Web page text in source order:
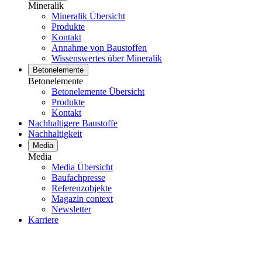
Mineralik
Mineralik Übersicht
Produkte
Kontakt
Annahme von Baustoffen
Wissenswertes über Mineralik
Betonelemente
Betonelemente
Betonelemente Übersicht
Produkte
Kontakt
Nachhaltigere Baustoffe
Nachhaltigkeit
Media
Media
Media Übersicht
Baufachpresse
Referenzobjekte
Magazin context
Newsletter
Karriere